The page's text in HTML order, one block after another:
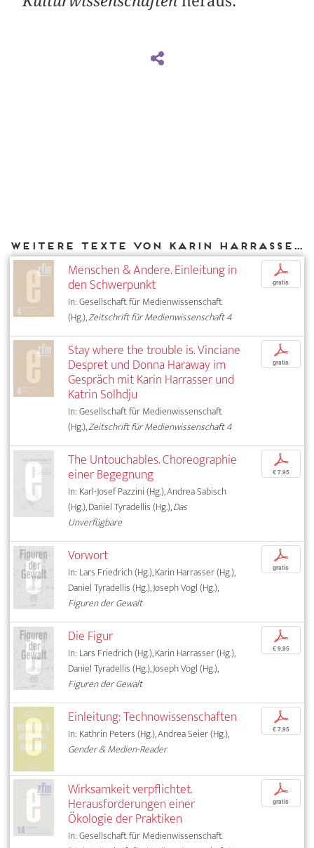
Weitere Texte von Karin Harrasser bei DIAPHANES
Menschen & Andere. Einleitung in
den Schwerpunkt
In: Gesellschaft für Medienwissenschaft
(Hg.),Zeitschrift für Medienwissenschaft 4
p
gratis
Stay where the trouble is. Vinciane
Despret und Donna Haraway im
Gespräch mit Karin Harrasser und
Katrin Solhdju
In: Gesellschaft für Medienwissenschaft
(Hg.),Zeitschrift für Medienwissenschaft 4
p
gratis
The Untouchables. Choreographie
einer Begegnung
In: Karl-Josef Pazzini (Hg.), Andrea Sabisch
(Hg.), Daniel Tyradellis (Hg.),Das
Unverfügbare
p
€ 7,95
Vorwort
In: Lars Friedrich (Hg.), Karin Harrasser (Hg.),
Daniel Tyradellis (Hg.), Joseph Vogl (Hg.),
Figuren der Gewalt
p
gratis
Die Figur
In: Lars Friedrich (Hg.), Karin Harrasser (Hg.),
Daniel Tyradellis (Hg.), Joseph Vogl (Hg.),
Figuren der Gewalt
p
€ 9,95
Einleitung: Technowissenschaften
In: Kathrin Peters (Hg.), Andrea Seier (Hg.),
Gender & Medien-Reader
p
€ 7,95
Wirksamkeit verpflichtet.
Herausforderungen einer
Ökologie der Praktiken
In: Gesellschaft für Medienwissenschaft
p
gratis